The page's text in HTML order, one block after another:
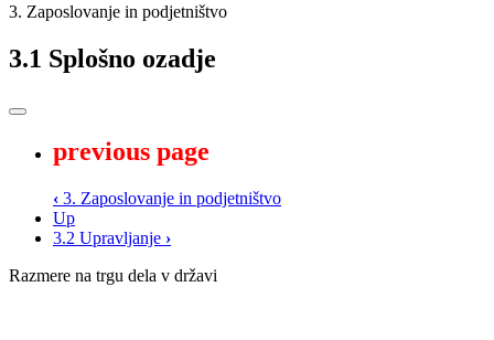
3. Zaposlovanje in podjetništvo
3.1 Splošno ozadje
previous page
‹ 3. Zaposlovanje in podjetništvo
Up
3.2 Upravljanje ›
Razmere na trgu dela v državi